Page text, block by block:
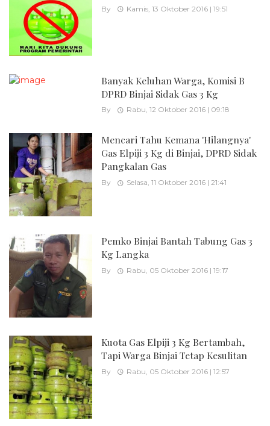
By Kamis, 13 Oktober 2016 | 19:51
Banyak Keluhan Warga, Komisi B
DPRD Binjai Sidak Gas 3 Kg
By Rabu, 12 Oktober 2016 | 09:18
Mencari Tahu Kemana 'Hilangnya'
Gas Elpiji 3 Kg di Binjai, DPRD Sidak
Pangkalan Gas
By Selasa, 11 Oktober 2016 | 21:41
Pemko Binjai Bantah Tabung Gas 3
Kg Langka
By Rabu, 05 Oktober 2016 | 19:17
Kuota Gas Elpiji 3 Kg Bertambah,
Tapi Warga Binjai Tetap Kesulitan
By Rabu, 05 Oktober 2016 | 12:57